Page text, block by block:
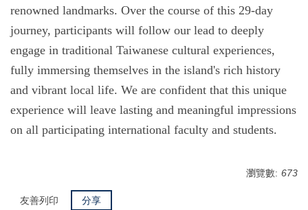
renowned landmarks. Over the course of this 29-day
journey, participants will follow our lead to deeply
engage in traditional Taiwanese cultural experiences,
fully immersing themselves in the island's rich history
and vibrant local life. We are confident that this unique
experience will leave lasting and meaningful impressions
on all participating international faculty and students.
瀏覽數: 673
友善列印 分享